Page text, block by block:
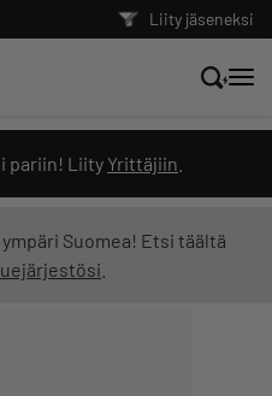
Liity jäseneksi
pariin! Liity Yrittäjiin
Suomea! Etsi täältä
suoraan
kaikki sisältö